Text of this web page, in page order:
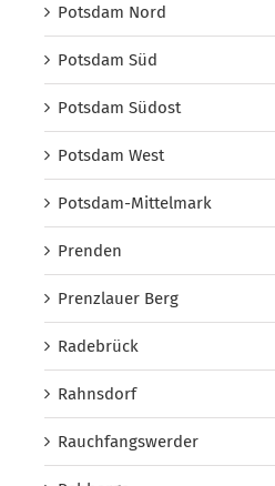
Potsdam Nord
Potsdam Süd
Potsdam Südost
Potsdam West
Potsdam-Mittelmark
Prenden
Prenzlauer Berg
Radebrück
Rahnsdorf
Rauchfangswerder